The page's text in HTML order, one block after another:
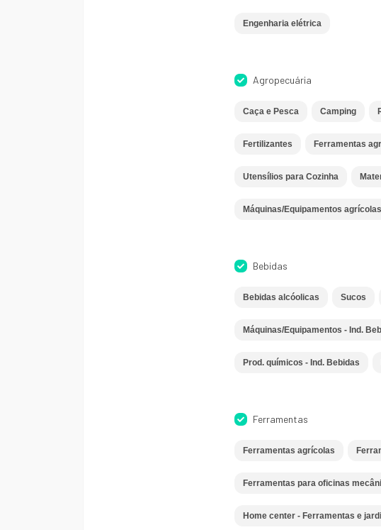
Engenharia elétrica
Agropecuária
Caça e Pesca Camping
Fertilizantes Ferramentas
Utensílios para Cozinha
Máquinas/Equipamentos agrícolas
Bebidas
Bebidas alcóolicas Sucos
Máquinas/Equipamentos - Ind.
Prod. químicos - Ind. Bebidas
Ferramentas
Ferramentas agrícolas
Ferramentas para oficinas
Home center - Ferramentas e